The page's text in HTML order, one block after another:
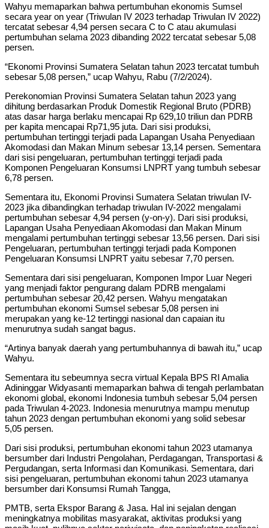
Wahyu memaparkan bahwa pertumbuhan ekonomis Sumsel
secara year on year (Triwulan IV 2023 terhadap Triwulan IV 2022)
tercatat sebesar 4,94 persen secara C to C atau akumulasi
pertumbuhan selama 2023 dibanding 2022 tercatat sebesar 5,08
persen.
“Ekonomi Provinsi Sumatera Selatan tahun 2023 tercatat tumbuh
sebesar 5,08 persen,” ucap Wahyu, Rabu (7/2/2024).
Perekonomian Provinsi Sumatera Selatan tahun 2023 yang
dihitung berdasarkan Produk Domestik Regional Bruto (PDRB)
atas dasar harga berlaku mencapai Rp 629,10 triliun dan PDRB
per kapita mencapai Rp71,95 juta. Dari sisi produksi,
pertumbuhan tertinggi terjadi pada Lapangan Usaha Penyediaan
Akomodasi dan Makan Minum sebesar 13,14 persen. Sementara
dari sisi pengeluaran, pertumbuhan tertinggi terjadi pada
Komponen Pengeluaran Konsumsi LNPRT yang tumbuh sebesar
6,78 persen.
Sementara itu, Ekonomi Provinsi Sumatera Selatan triwulan IV-
2023 jika dibandingkan terhadap triwulan IV-2022 mengalami
pertumbuhan sebesar 4,94 persen (y-on-y). Dari sisi produksi,
Lapangan Usaha Penyediaan Akomodasi dan Makan Minum
mengalami pertumbuhan tertinggi sebesar 13,56 persen. Dari sisi
Pengeluaran, pertumbuhan tertinggi terjadi pada Komponen
Pengeluaran Konsumsi LNPRT yaitu sebesar 7,70 persen.
Sementara dari sisi pengeluaran, Komponen Impor Luar Negeri
yang menjadi faktor pengurang dalam PDRB mengalami
pertumbuhan sebesar 20,42 persen. Wahyu mengatakan
pertumbuhan ekonomi Sumsel sebesar 5,08 persen ini
merupakan yang ke-12 tertinggi nasional dan capaian itu
menurutnya sudah sangat bagus.
“Artinya banyak daerah yang pertumbuhannya di bawah itu,” ucap
Wahyu.
Sementara itu sebeumnya secra virtual Kepala BPS RI Amalia
Adininggar Widyasanti memaparkan bahwa di tengah perlambatan
ekonomi global, ekonomi Indonesia tumbuh sebesar 5,04 persen
pada Triwulan 4-2023. Indonesia menurutnya mampu menutup
tahun 2023 dengan pertumbuhan ekonomi yang solid sebesar
5,05 persen.
Dari sisi produksi, pertumbuhan ekonomi tahun 2023 utamanya
bersumber dari Industri Pengolahan, Perdagangan, Transportasi &
Pergudangan, serta Informasi dan Komunikasi. Sementara, dari
sisi pengeluaran, pertumbuhan ekonomi tahun 2023 utamanya
bersumber dari Konsumsi Rumah Tangga,
PMTB, serta Ekspor Barang & Jasa. Hal ini sejalan dengan
meningkatnya mobilitas masyarakat, aktivitas produksi yang